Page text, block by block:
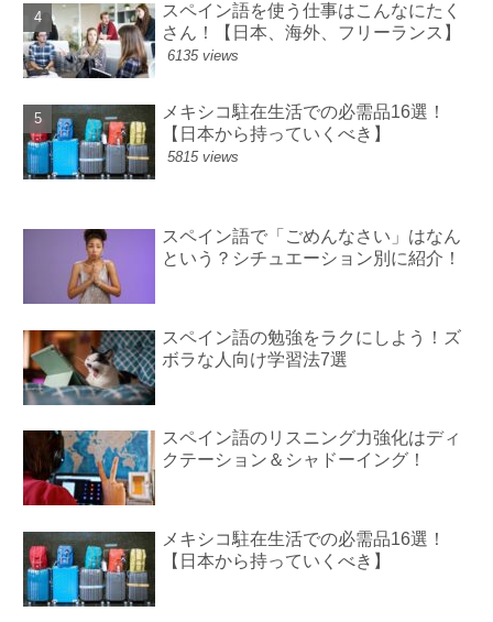
スペイン語を使う仕事はこんなにたく
さん！【日本、海外、フリーランス】
6135 views
メキシコ駐在生活での必需品16選！
【日本から持っていくべき】
5815 views
スペイン語で「ごめんなさい」はなん
という？シチュエーション別に紹介！
スペイン語の勉強をラクにしよう！ズ
ボラな人向け学習法7選
スペイン語のリスニング力強化はディ
クテーション＆シャドーイング！
メキシコ駐在生活での必需品16選！
【日本から持っていくべき】